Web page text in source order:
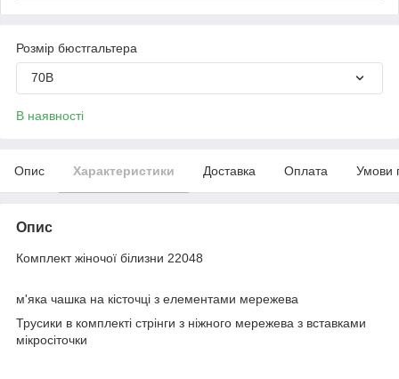
Розмір бюстгальтера
70B
В наявності
Опис Характеристики Доставка Оплата Умови
Опис
Комплект жіночої білизни 22048
м'яка чашка на кісточці з елементами мережева
Трусики в комплекті стрінги з ніжного мережева з вставками
мікросіточки